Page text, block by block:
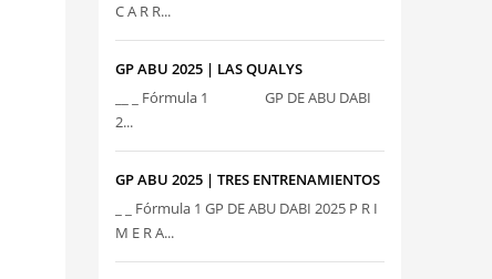
C A R R...
GP ABU 2025 | LAS QUALYS
__ _ Fórmula 1 GP DE ABU DABI
2...
GP ABU 2025 | TRES ENTRENAMIENTOS
_ _ Fórmula 1 GP DE ABU DABI 2025 P R I
M E R A...